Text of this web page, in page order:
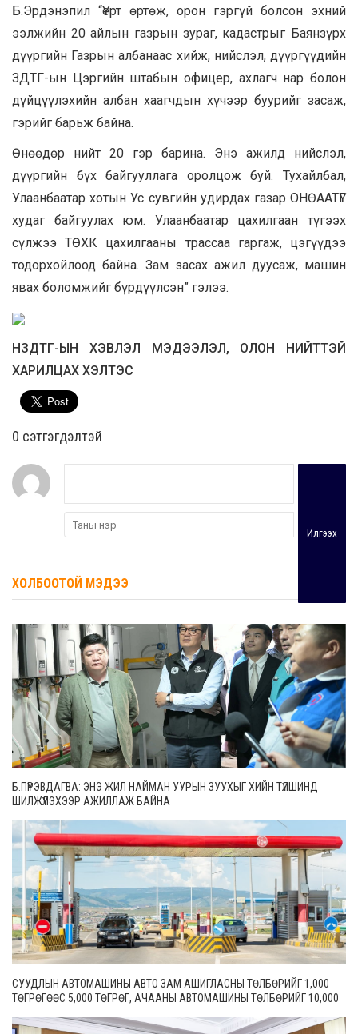
Б.Эрдэнэпил “Үерт өртөж, орон гэргүй болсон эхний
ээлжийн 20 айлын газрын зураг, кадастрыг Баянзүрх
дүүргийн Газрын албанаас хийж, нийслэл, дүүргүүдийн
ЗДТГ-ын Цэргийн штабын офицер, ахлагч нар болон
дүйцүүлэхийн албан хаагчдын хүчээр буурийг засаж,
гэрийг барьж байна.
Өнөөдөр нийт 20 гэр барина. Энэ ажилд нийслэл,
дүүргийн бүх байгууллага оролцож буй. Тухайлбал,
Улаанбаатар хотын Ус сувгийн удирдах газар ОНӨААТҮГ
худаг байгуулах юм. Улаанбаатар цахилгаан түгээх
сүлжээ ТӨХК цахилгааны трассаа гаргаж, цэгүүдээ
тодорхойлоод байна. Зам засах ажил дуусаж, машин
явах боломжийг бүрдүүлсэн” гэлээ.
НЗДТГ-ЫН ХЭВЛЭЛ МЭДЭЭЛЭЛ, ОЛОН НИЙТТЭЙ
ХАРИЛЦАХ ХЭЛТЭС
0 cэтгэгдэлтэй
Илгээх
ХОЛБООТОЙ МЭДЭЭ
Б.ПҮРЭВДАГВА: ЭНЭ ЖИЛ НАЙМАН УУРЫН ЗУУХЫГ ХИЙН ТҮЛШИНД
ШИЛЖҮҮЛЭХЭЭР АЖИЛЛАЖ БАЙНА
СУУДЛЫН АВТОМАШИНЫ АВТО ЗАМ АШИГЛАСНЫ ТӨЛБӨРИЙГ 1,000
ТӨГРӨГӨӨС 5,000 ТӨГРӨГ, АЧААНЫ АВТОМАШИНЫ ТӨЛБӨРИЙГ 10,000